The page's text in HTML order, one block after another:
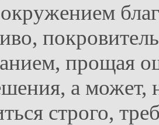
прощая
а может,
строго,